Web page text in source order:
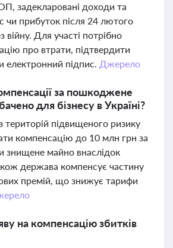
задекларовані доходи та
чи прибуток після 24 лютого
війну. Для участі потрібно
про втрати, підтвердити
електронний підпис. Джерело
за пошкоджене
для бізнесу в Україні?
територій підвищеного ризику
компенсацію до 10 млн грн за
знищене майно внаслідок
держава компенсує частину
премій, що знижує тарифи
на компенсацію збитків